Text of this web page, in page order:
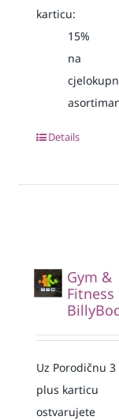
karticu:
15%
na
Details
Gym &
Fitness
Uz Porodičnu 3
plus karticu
ostvarujete